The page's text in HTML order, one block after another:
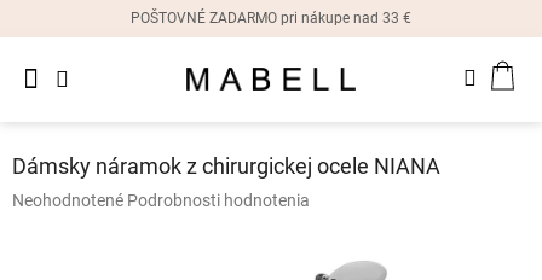
POŠTOVNÉ ZADARMO pri nákupe nad 33 €
Dámske
náušnice
Dámsky náramok z chirurgickej ocele NIANA
Priemerné
Neohodnotené Podrobnosti hodnotenia